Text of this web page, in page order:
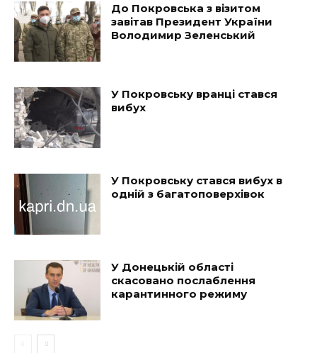
До Покровська з візитом
завітав Президент України
Володимир Зеленський
У Покровську вранці стався
вибух
У Покровську стався вибух в
одній з багатоповерхівок
У Донецькій області
скасовано послаблення
карантинного режиму